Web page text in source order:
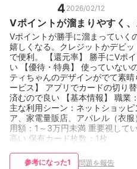
4 2026/02/12
Vポイントが溜まりやすく
でいいです。
Vポイントが勝手に溜まっていく
嬉しくなる。クレジットかデビ
で便利。 【還元率】 勝手にVポ
い 【優待・特典】 使っていない
ティちゃんのデザインがでて素
ービス】 アプリでカードの切り
済むので良い 【基本情報】 職業
主な利用シーン：ネットショッ
ア、家電量販店、アパレル（衣
用額：1～3万円未満 重要視して
高い 保有カード枚数：1枚
参考になった1 問題を報告